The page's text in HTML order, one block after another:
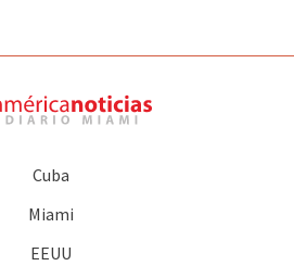
Cuba
Miami
EEUU